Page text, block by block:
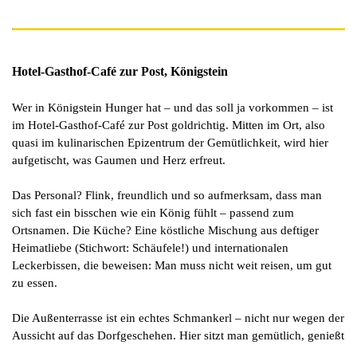
Hotel-Gasthof-Café zur Post, Königstein
Wer in Königstein Hunger hat – und das soll ja vorkommen – ist
im Hotel-Gasthof-Café zur Post goldrichtig. Mitten im Ort, also
quasi im kulinarischen Epizentrum der Gemütlichkeit, wird hier
aufgetischt, was Gaumen und Herz erfreut.
Das Personal? Flink, freundlich und so aufmerksam, dass man
sich fast ein bisschen wie ein König fühlt – passend zum
Ortsnamen. Die Küche? Eine köstliche Mischung aus deftiger
Heimatliebe (Stichwort: Schäufele!) und internationalen
Leckerbissen, die beweisen: Man muss nicht weit reisen, um gut
zu essen.
Die Außenterrasse ist ein echtes Schmankerl – nicht nur wegen der
Aussicht auf das Dorfgeschehen. Hier sitzt man gemütlich, genießt